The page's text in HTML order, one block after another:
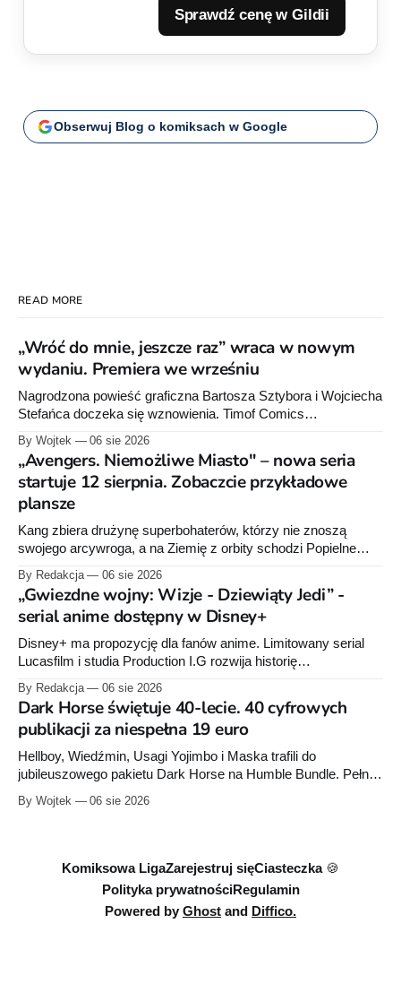
Sprawdź cenę w Gildii
Obserwuj Blog o komiksach w Google
READ MORE
„Wróć do mnie, jeszcze raz” wraca w nowym
wydaniu. Premiera we wrześniu
Nagrodzona powieść graficzna Bartosza Sztybora i Wojciecha
Stefańca doczeka się wznowienia. Timof Comics
raz”, którego pierwsze wydanie ukazało się w 2015 roku.
By Wojtek 06 sie 2026
„Avengers. Niemożliwe Miasto" – nowa seria
startuje 12 sierpnia. Zobaczcie przykładowe
plansze
Kang zbiera drużynę superbohaterów, którzy nie znoszą
swojego arcywroga, a na Ziemię z orbity schodzi Popielne
serii Avengers autorstwa Jeda MacKaya trafia do sklepów 12
sierpnia. Rzućcie okiem na przykładowe plansze.
By Redakcja 06 sie 2026
„Gwiezdne wojny: Wizje - Dziewiąty Jedi” -
serial anime dostępny w Disney+
Disney+ ma propozycję dla fanów anime. Limitowany serial
Lucasfilm i studia Production I.G rozwija historię
oraz „Dziewiąty Jedi: Dziecko nadziei" z serii „Gwiezdne
wojny: Wizje”. Wszystkie osiem odcinków jest już dostępnych
w Disney+.
By Redakcja 06 sie 2026
Dark Horse świętuje 40-lecie. 40 cyfrowych
publikacji za niespełna 19 euro
Hellboy, Wiedźmin, Usagi Yojimbo i Maska trafili do
jubileuszowego pakietu Dark Horse na Humble Bundle. Pełny
euro. Oferta kończy się 13 sierpnia.
By Wojtek 06 sie 2026
Komiksowa LigaZarejestruj sięCiasteczka 🍪
Polityka prywatnościRegulamin
Powered by Ghost and Diffico.